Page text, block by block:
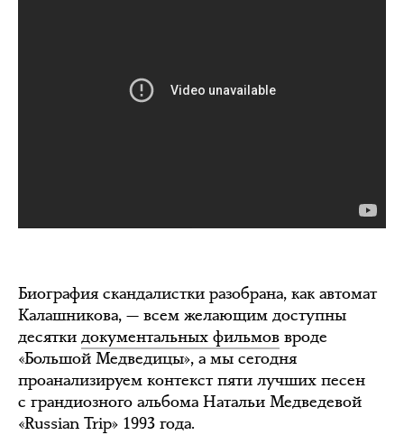
Биография скандалистки разобрана, как автомат
Калашникова, — всем желающим доступны
десятки документальных фильмов вроде
«Большой Медведицы», а мы сегодня
проанализируем контекст пяти лучших песен
с грандиозного альбома Натальи Медведевой
«Russian Trip» 1993 года.